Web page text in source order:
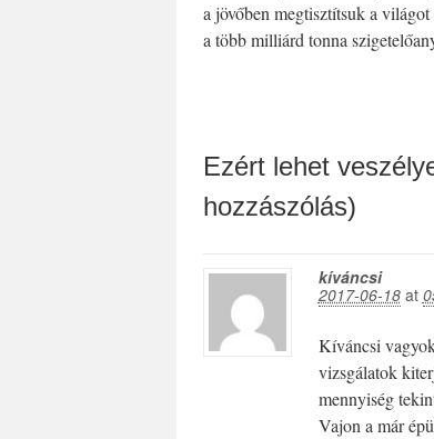
a jövőben megtisztítsuk a
a több milliárd tonna
Ezért lehet
hozzászólás)
kíváncsi
2017-06-18at
Kíváncsi
vizsgálatok
mennyiség
Vajon a már